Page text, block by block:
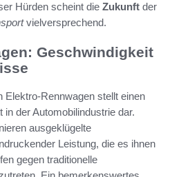
Hürden scheint die Zukunft der
vielversprechend.
Geschwindigkeit
Elektro-Rennwagen stellt einen
der Automobilindustrie dar.
ausgeklügelte
Leistung, die es ihnen
gegen traditionelle